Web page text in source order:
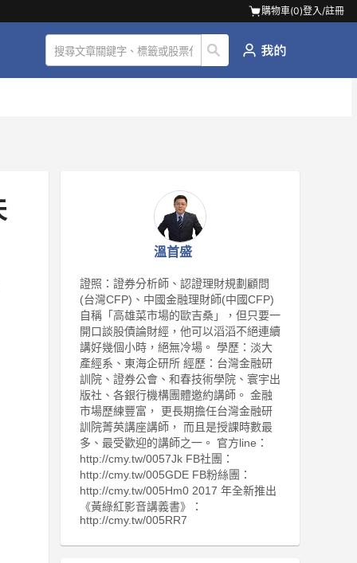
購物車(0)登入/註冊
溫首盛
證照：證券分析師、認證理財規劃顧問
(台灣CFP)、中國金融理財師(中國CFP)
自稱「高雄菜市場的歐吉桑」，但只要一
開口談股債論財經，他可以滔滔不絕連續
講好幾個小時，絕無冷場。 學歷：淡大
產經系、東海企研所 經歷：台灣金融研
訓院、證券公會、和春技術學院、寰宇出
版社、各銀行機構團體邀約講師。 金融
市場歷練豐富， 更長期擔任台灣金融研
訓院菁英講座講師， 而且是授課時數最
多、最受歡迎的講師之一。 官方line：
http://cmy.tw/0057Jk FB社團：
http://cmy.tw/005GDE FB粉絲團：
http://cmy.tw/005Hm0 2017 年全新推出
《黃綠紅影音講義書》：
http://cmy.tw/005RR7